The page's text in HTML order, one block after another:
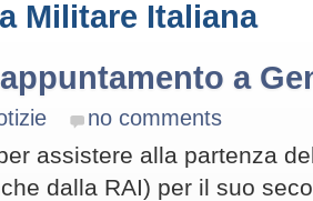
Militare Italiana
appuntamento a
no comments
assistere alla partenza
dalla RAI) per il suo